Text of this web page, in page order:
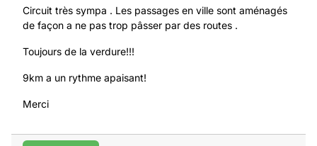
Circuit très sympa . Les passages en ville sont aménagés
de façon a ne pas trop pâsser par des routes .
Toujours de la verdure!!!
9km a un rythme apaisant!
Merci